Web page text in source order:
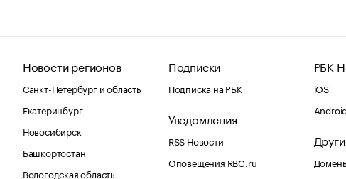
Новости регионов
Санкт-Петербург и область
Екатеринбург
Новосибирск
Башкортостан
Вологодская область
Подписки
Подписка на РБК
Уведомления
RSS Новости
Оповещения RBC.ru
РБК
iOS